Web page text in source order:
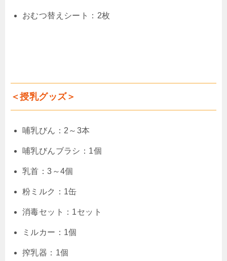
おむつ替えシート：2枚
＜授乳グッズ＞
哺乳びん：2～3本
哺乳びんブラシ：1個
乳首：3～4個
粉ミルク：1缶
消毒セット：1セット
ミルカー：1個
搾乳器：1個